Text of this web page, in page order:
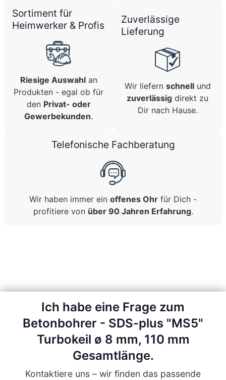
Sortiment für
Heimwerker & Profis
Riesige Auswahlan
Produkten - egal ob für
den Privat- oder
Gewerbekunden.
Zuverlässige
Lieferung
Wir liefern schnellund
zuverlässig direkt zu
Dir nach Hause.
Telefonische Fachberatung
Wir haben immer ein offenes Ohr für Dich -
profitiere von über 90 Jahren Erfahrung.
Ich habe eine Frage zum
Betonbohrer - SDS-plus "MS5"
Turbokeil ø 8 mm, 110 mm
Gesamtlänge.
Kontaktiere uns – wir finden das passende